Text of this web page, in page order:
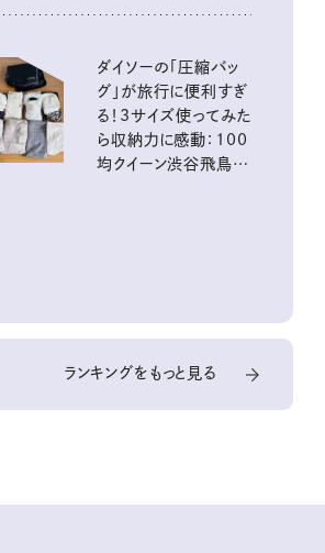
ダイソーの「圧縮バッ
グ」が旅行に便利すぎ
る！3サイズ使ってみた
ら収納力に感動：100
均クイーン渋谷飛鳥の
ランキングをもっと見る